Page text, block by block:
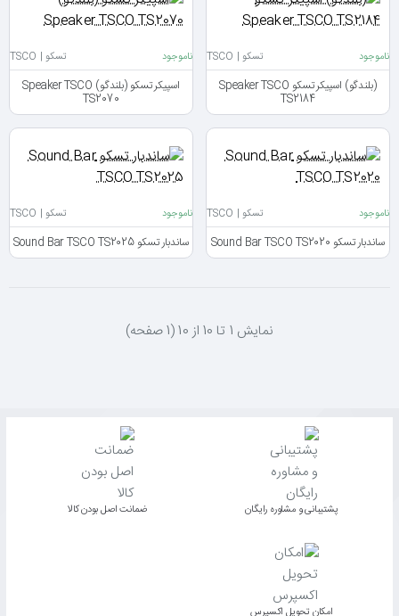
ناموجود تسکو | TSCO
(بلندگو) اسپیکر تسکو Speaker TSCO
TS2184
ناموجود تسکو | TSCO
اسپیکر تسکو (بلندگو) Speaker TSCO
TS2070
ناموجود تسکو | TSCO
ساندبار تسکو Sound Bar TSCO TS2020
ناموجود تسکو | TSCO
ساندبار تسکو Sound Bar TSCO TS2025
نمايش 1 تا 10 از 10 (1 صفحه)
پشتیبانی و مشاوره رایگان ﺿﻤﺎﻧﺖ اﺻﻞ ﺑﻮدن ﮐﺎﻟﺎ
اﻣﮑﺎن ﺗﺤﻮﯾﻞ اﮐﺴﭙﺮس